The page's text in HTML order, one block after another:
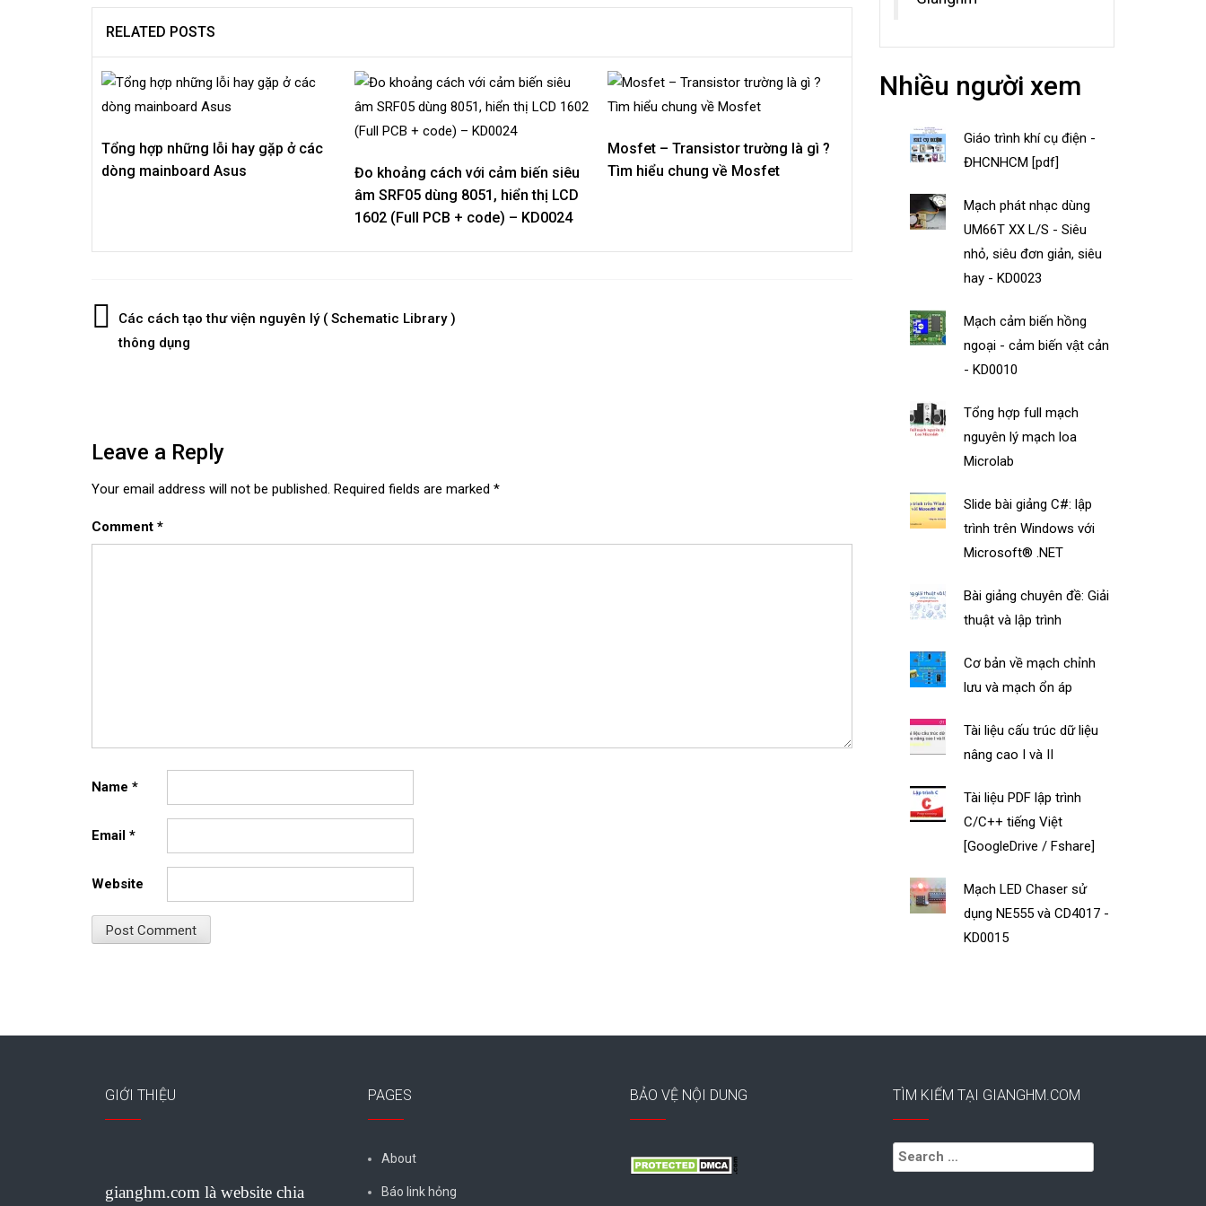
RELATED POSTS
Tổng hợp những lỗi hay gặp ở các
dòng mainboard Asus
Đo khoảng cách với cảm biến siêu
âm SRF05 dùng 8051, hiển thị LCD
1602 (Full PCB + code) – KD0024
Mosfet – Transistor trường là gì ?
Tìm hiểu chung về Mosfet
PostCác cách tạo thư viện nguyên lý ( Schematic Library )
thông dụng
Leave a Reply
Your email address will not be published. Required fields are marked *
Comment *
Name *
Email *
Website
Nhiều người xem
Giáo trình khí cụ điện -
ĐHCNHCM [pdf]
Mạch phát nhạc dùng
UM66T XX L/S - Siêu
nhỏ, siêu đơn giản, siêu
hay - KD0023
Mạch cảm biến hồng
ngoại - cảm biến vật cản
- KD0010
Tổng hợp full mạch
nguyên lý mạch loa
Microlab
Slide bài giảng C#: lập
trình trên Windows với
Microsoft® .NET
Bài giảng chuyên đề: Giải
thuật và lập trình
Cơ bản về mạch chỉnh
lưu và mạch ổn áp
Tài liệu cấu trúc dữ liệu
nâng cao I và II
Tài liệu PDF lập trình
C/C++ tiếng Việt
[GoogleDrive / Fshare]
Mạch LED Chaser sử
dụng NE555 và CD4017 -
KD0015
GIỚI THIỆU
gianghm.com là website chia
PAGES
About
Báo link hỏng
BẢO VỆ NỘI DUNG TÌM KIẾM TẠI GIANGHM.COM
Search
for: